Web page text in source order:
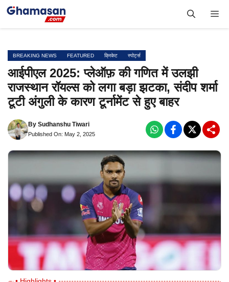
Skip
BREAKING NEWS FEATURED क्रिकेट स्पोर्ट्स
आईपीएल 2025: प्लेऑफ़ की गणित में उलझी
राजस्थान रॉयल्स को लगा बड़ा झटका, संदीप शर्मा
टूटी अंगुली के कारण टूर्नामेंट से हुए बाहर
By Sudhanshu Tiwari
Published On: May 2, 2025